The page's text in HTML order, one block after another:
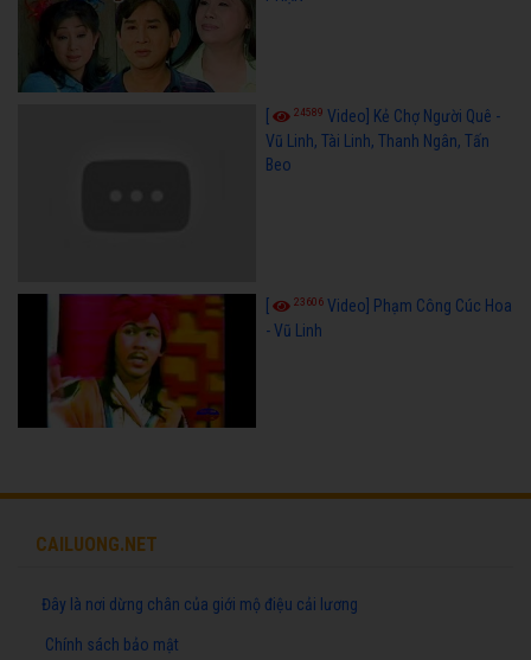
24589 Video] Kẻ Chợ Người Quê -
Vũ Linh, Tài Linh, Thanh Ngân, Tấn
Beo
23606 Video] Phạm Công Cúc Hoa
- Vũ Linh
CAILUONG.NET
Đây là nơi dừng chân của giới mộ điệu cải lương
Chính sách bảo mật